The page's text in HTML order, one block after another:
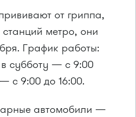
от гриппа,
метро, они
График работы:
субботу — с 9:00
с 9:00 до 16:00.
автомобили —